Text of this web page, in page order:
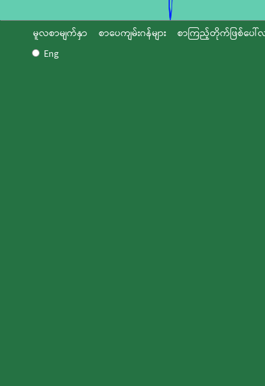
မူလစာမျက်နှာ စာပေကျမ်းဂန်များ
စာကြည့်တိုက်ဖြစ်ပေါ်
Eng